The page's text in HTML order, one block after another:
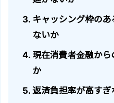
キャッシング枠の
ないか
現在消費者金融か
か
返済負担率が高すぎ